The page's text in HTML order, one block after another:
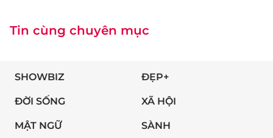
Tin cùng chuyên mục
SHOWBIZ ĐẸP+
ĐỜI SỐNG XÃ HỘI
MẬT NGỮ SÀNH